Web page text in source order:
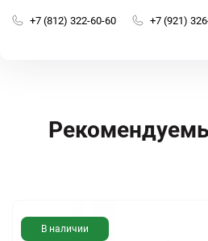
+7 (812) 322-60-60 +7 (921)
В наличии